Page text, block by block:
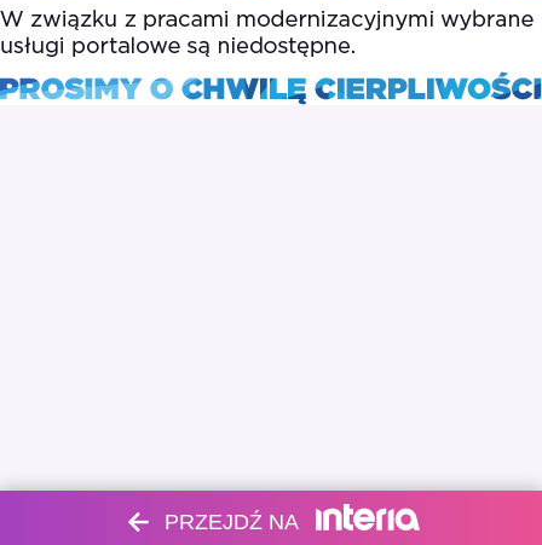
PRZEJDŹ NA